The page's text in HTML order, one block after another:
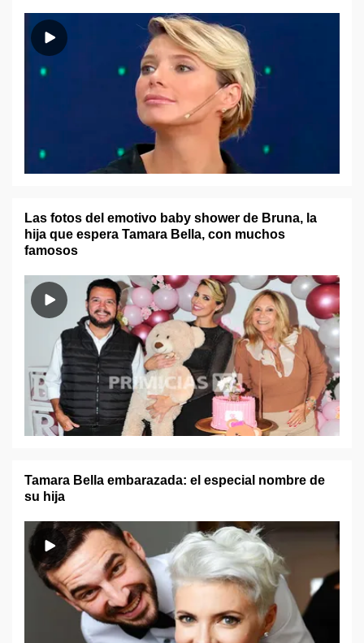
Las fotos del emotivo baby shower de Bruna, la
hija que espera Tamara Bella, con muchos
famosos
Tamara Bella embarazada: el especial nombre de
su hija